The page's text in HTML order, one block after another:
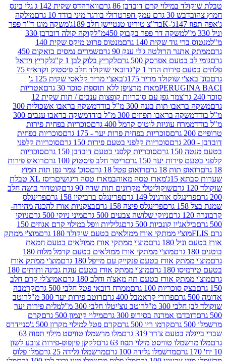
קרם דובדבן 86 גרם
ווארהדס שקית 142 ג גלי בינס
דבש 30 גרם עמק חפר
טרולי בורגר מיני בודד 10 גרם
מילקה
בד"צ טורינו טנטיישן חלב 189ג'
משקה מוגז ד"ר פפר
משקה דר פפר בקבוק 450מ"ל
קוקה קולה דובדבן 330
גוד שקית 140 גרם
מנטוס פרוט מיקס שקית 140
הרולטה ג'לי ענק 90 גרם
שמרים נמסים בואקום 450
אפרסק 500 גרם
לקריץ בלוק לבן 1 ק"ג
לקריץ וידאל
הדר 1 ק"ג
דובאי שוקולד חלב פיסטוק וקדאיף 75
שוקולד מריר 175ג'
באצ'י מריר קלאסי שקית 125 ג'
מארז מרציפן ללא תוספת סוכר 30 גרם
אטריות
צמר גפן עם סוכריות קופצות ענבים / תות שקית 12
תות בננה 300 מ"ל בודד
משקה בראבו אשכולית 300
בראבו תפוזים 300 מ"ל בודד
משקה בראבו ענבים 300
עוגיות לוטוס קרמל 400 גרם
סוכריות בפחית פירות
סוכריות בפחית פרות יער - 175 גרם
סוכריות בפחית
סוכריות קלפני בטעם פירות 150 גרם
סוכריות קלפני
סוכריות קלפני בטעם דובדבן 150 גרם
סוכריות
יער 150 גרם
ריטר חלב פיסטוק 100 גרם
רואופ פירות
תות 18 גרם
רואופ פטל 18 גרם
סוכ' צמר גפן תות חמוץ
מארז טסה מאוהב מארז טסה ריגושים
ריסז XL טבלת
שוקוליטלי מקרונים תות שדה 90 גרם
קוטדור בושה חלב
אורגינל 149 גרם
פרינגלס ברביקיו 158 גרם
פרינגלס
פרינגלס פיצה 158 גרם
בצקניות אורז להכנה מהירה-
ניוקי שלושה צבעים 500 גרם
מיני ניוקי 500 גרם
ניוקי
קונכיות 500 גרם
גליליות וופל במילוי קרם אגוזים 150
ממתקי אורז ממולאים בטעם שוקולד 180 גרם
מוצ'י ממתק
גרם
מוצ'י ממתקי אורז ממולאים בטעם חמאת
מוצ'י ממתקי אורז ממולאים בטעם קרמל מלוח 180
אורז בטעם פנקייק עם מייפל 180 גרם
מוצ'י ממתק אורז
גרם
מוצ'י ממתק אורז בטעם עוגת גבינה ותותים 180
אורז בטעם תה מאצ'ה וחלב 180 גרם
אמיצ'לי קרם חלב
סוכריות 100 גרם
ממרח דובאי פטל חלבי 500 גרם
קרמבה
פרורי קראמבל 400 גרם
רוטב פירות יער 300 מ"ל
רוטב
300 מ"ל
רוטב נוצ'יטלו חלבי 300 מ"ל
מלית פירות יער
אמרנה בסירופ 300 גרם
מילוי קינמון 500 גרם
קרם
קרמו ריו 500 גרם
קרם פטל למילוי מקרון 500 ג'
סניידרס
צ'דר 319 גרם
מלו מרשמלו טוויסט מילוי תפוח 63
טוויסט מילוי תפוז 63 גרם
לקקן פיןפופ-פירות צובע לשון
מרשמלו גלידה 100 גרם
מרשמלו גלידה 25 גרם
מלו פלוס